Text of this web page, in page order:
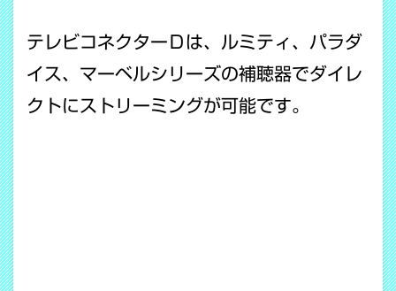
テレビコネクターＤは、ルミティ、パラダ
イス、マーベルシリーズの補聴器でダイレ
クトにストリーミングが可能です。